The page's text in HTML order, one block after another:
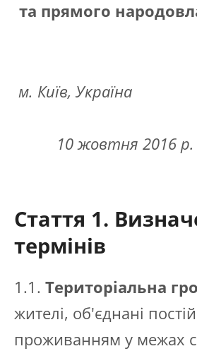
та прямого
м. Київ,
10 жовтня 2016 р.
Стаття 1.
термінів
1.1. Територіальна
жителі, об'єднані
проживанням у межах